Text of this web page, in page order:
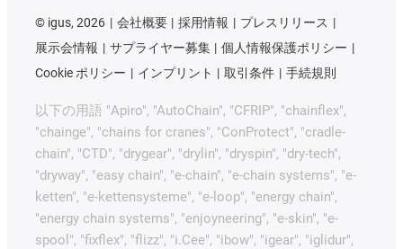
© igus, 2026 会社概要 採用情報
プレスリリース
展示会情報
サプライヤー募集
個人情報保護ポリシー
Cookie ポリシー
インプリント 取引条件 手続規則
以下の用語 "Apiro", "AutoChain", "CFRIP", "chainflex",
"chainge", "chains for cranes", "ConProtect", "cradle-
chain", "CTD", "drygear", "drylin", "dryspin", "dry-tech",
"dryway", "easy chain", "e-chain", "e-chain systems", "e-
ketten", "e-kettensysteme", "e-loop", "energy chain",
"energy chain systems", "enjoyneering", "e-skin", "e-
spool", "fixflex", "flizz", "i.Cee", "ibow", "igear", "iglidur",